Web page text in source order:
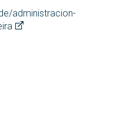
administracion-